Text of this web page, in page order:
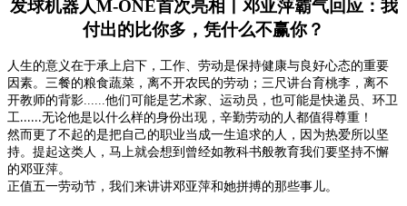
发球机器人M-ONE首次亮相丨邓亚萍霸气回应：我
付出的比你多，凭什么不赢你？
人生的意义在于承上启下，工作、劳动是保持健康与良好心态的重要
因素。三餐的粮食蔬菜，离不开农民的劳动；三尺讲台育桃李，离不
开教师的背影......他们可能是艺术家、运动员，也可能是快递员、环卫
工......无论他是以什么样的身份出现，辛勤劳动的人都值得尊重！
然而更了不起的是把自己的职业当成一生追求的人，因为热爱所以坚
持。提起这类人，马上就会想到曾经如教科书般教育我们要坚持不懈
的邓亚萍。
正值五一劳动节，我们来讲讲邓亚萍和她拼搏的那些事儿。